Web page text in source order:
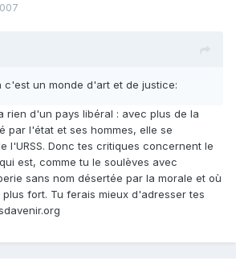
c'est un monde d'art et de justice:
rien d'un pays libéral : avec plus de la
par l'état et ses hommes, elle se
l'URSS. Donc tes critiques concernent le
est, comme tu le soulèves avec
sans nom désertée par la morale et où
fort. Tu ferais mieux d'adresser tes